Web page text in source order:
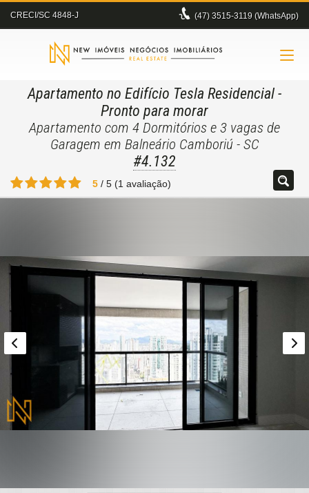
CRECI/SC 4848-J (47) 3515-3119 (WhatsApp)
Apartamento no Edifício Tesla Residencial -
Pronto para morar
Apartamento com 4 Dormitórios e 3 vagas de
Garagem em Balneário Camboriú - SC
#4.132
5 / 5 (1 avaliação)